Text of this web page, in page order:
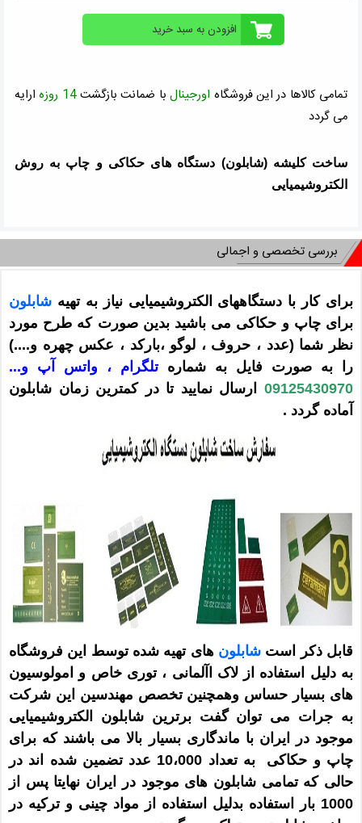
تمامی کالاها در این فروشگاه اورجینالبا ضمانت بازگشت14 روزه
ارايه
می گردد
ساخت کلیشه (شابلون) دستگاه های حکاکی و چاپ به روش
الکتروشیمیایی
بررسی تخصصی و اجمالی
برای کار با دستگاههای الکتروشیمیایی نیاز به تهیهشابلون
برای چاپ و حکاکی می باشید بدین صورت که طرح مورد
نظر شما (عدد ، حروف ، لوگو ،بارکد ، عکس چهره و....)
را به صورت فایل به شمارهتلگرام ، واتس آپ و...
09125430970
ارسال نماییدتا در کمترین زمان شابلون
آماده گردد .
قابل ذکر است شابلونهای تهیه شده توسط این فروشگاه
به دلیل استفاده از لاک اآلمانی ، توری خاص و امولوسیون
های بسیار حساس وهمچنین تخصص مهندسین این شرکت
به جرات می توان گفت برترین شابلون الکتروشیمیایی
موجوددر ایرانبا ماندگاری بسیار بالا می باشندکه برای
چاپ و حکاکی
به تعداد 10،000 عدد تضمین
شده اند در
حالی که تمامی شابلون های موجود در ایران نهایتا پس از
1000 بار استفاده بدلیل استفاده از مواد چینی و ترکیه در